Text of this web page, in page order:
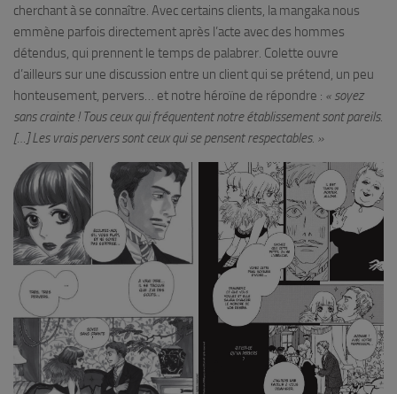
cherchant à se connaître. Avec certains clients, la mangaka nous
emmène parfois directement après l’acte avec des hommes
détendus, qui prennent le temps de palabrer. Colette ouvre
d’ailleurs sur une discussion entre un client qui se prétend, un peu
honteusement, pervers… et notre héroïne de répondre : « soyez
sans crainte ! Tous ceux qui fréquentent notre établissement sont pareils.
[…] Les vrais pervers sont ceux qui se pensent respectables. »